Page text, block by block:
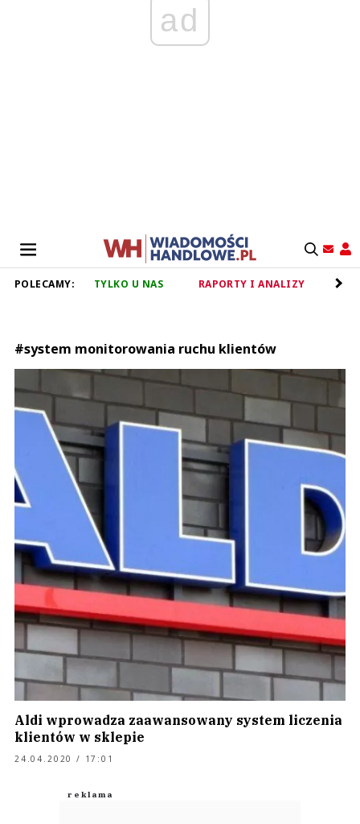
ad
POLECAMY: TYLKO U NAS RAPORTY I ANALIZY
#system monitorowania ruchu klientów
Aldi wprowadza zaawansowany system liczenia
klientów w sklepie
24.04.2020 / 17:01